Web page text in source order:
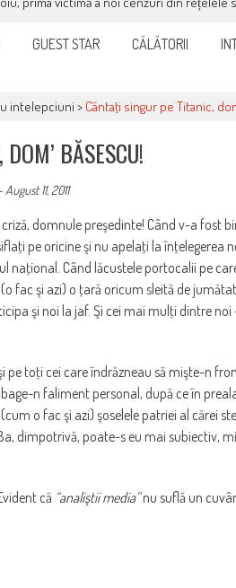
GUEST STAR CĂLĂTORII
intelepciuni > Cântaţi singur pe Titanic,
BĂSESCU!
August 11, 2011
domnule preşedinte! Când v-a fost
pe oricine şi nu apelaţi la înţelegerea
naţional. Când lăcustele portocalii pe
fac şi azi) o ţară oricum sleită de
şi noi la jaf. Şi cei mai mulţi dintre noi
toţi cei care îndrăzneau să mişte-n
n faliment personal, după ce în
o fac şi azi) şoselele patriei al cărei
dimpotrivă, poate-s eu mai subiectiv,
că “analiştii media”nu suflă un